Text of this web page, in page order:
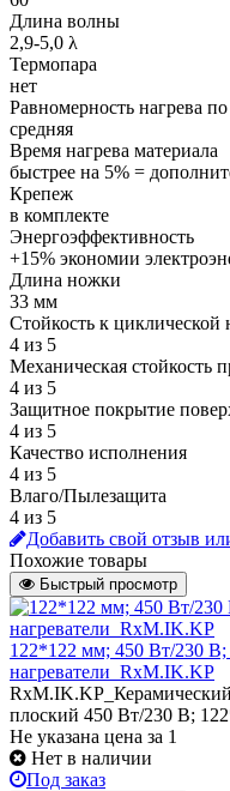
Длина волны
2,9-5,0 λ
Термопара
нет
Равномерность нагрева
средняя
Время нагрева материала
быстрее на 5% =
Крепеж
в комплекте
Энергоэффективность
+15% экономии
Длина ножки
33 мм
Стойкость к циклической
4 из 5
Механическая стойкость
4 из 5
Защитное покрытие
4 из 5
Качество исполнения
4 из 5
Влаго/Пылезащита
4 из 5
Добавить свой отзыв
Похожие товары
Быстрый просмотр
122*122 мм; 450 Вт/230
нагреватели_RxM.IK.KP
плоский 450 Вт/230 В;
Не указана цена за 1
Нет в наличии
Под заказ